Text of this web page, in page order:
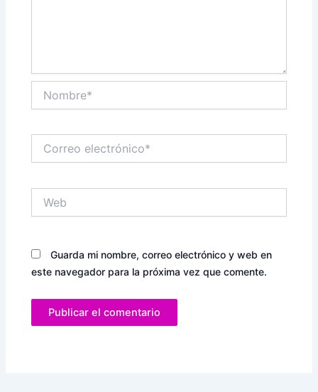
electrónico*
Guarda mi nombre, correo electrónico y web en
este navegador para la próxima vez que comente.